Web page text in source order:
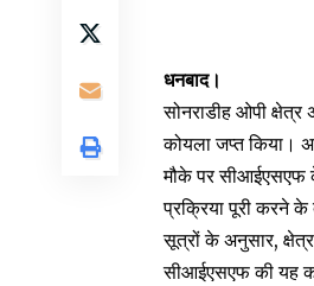
धनबाद।
सोनराडीह ओपी
कोयला जप्त किया।
मौके पर सीआईएसएफ
प्रक्रिया पूरी करने के
सूत्रों के अनुसार,
सीआईएसएफ की यह